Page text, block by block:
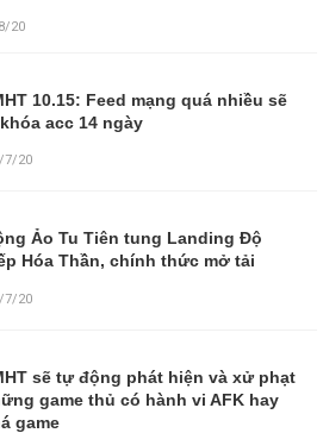
20
10.15: Feed mạng quá nhiều sẽ
acc 14 ngày
7/20
Ảo Tu Tiên tung Landing Độ
Hóa Thần, chính thức mở tải
7/20
sẽ tự động phát hiện và xử phạt
game thủ có hành vi AFK hay
game